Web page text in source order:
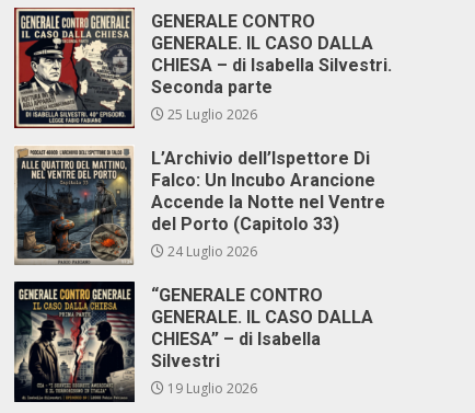
GENERALE CONTRO
GENERALE. IL CASO DALLA
CHIESA – di Isabella Silvestri.
Seconda parte
25 Luglio 2026
L’Archivio dell’Ispettore Di
Falco: Un Incubo Arancione
Accende la Notte nel Ventre
del Porto (Capitolo 33)
24 Luglio 2026
“GENERALE CONTRO
GENERALE. IL CASO DALLA
CHIESA” – di Isabella
Silvestri
19 Luglio 2026